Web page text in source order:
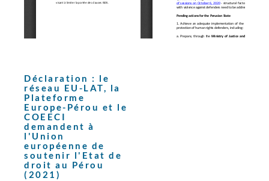
Déclaration : le
réseau EU-LAT, la
Plateforme
Europe-Pérou et le
COEECI
demandent à
l'Union
européenne de
soutenir l'Etat de
droit au Pérou
(2021)